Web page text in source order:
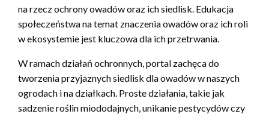
na rzecz ochrony owadów oraz ich siedlisk. Edukacja
społeczeństwa na temat znaczenia owadów oraz ich roli
w ekosystemie jest kluczowa dla ich przetrwania.
W ramach działań ochronnych, portal zachęca do
tworzenia przyjaznych siedlisk dla owadów w naszych
ogrodach i na działkach. Proste działania, takie jak
sadzenie roślin miododajnych, unikanie pestycydów czy